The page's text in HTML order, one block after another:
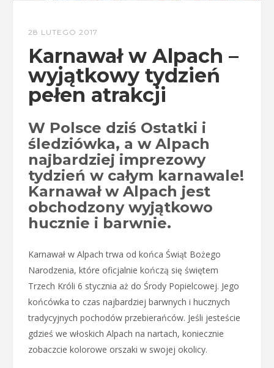
28 LUTEGO 2017
Karnawał w Alpach –
wyjątkowy tydzień
pełen atrakcji
W Polsce dziś Ostatki i
śledziówka, a w Alpach
najbardziej imprezowy
tydzień w całym karnawale!
Karnawał w Alpach jest
obchodzony wyjątkowo
hucznie i barwnie.
Karnawał w Alpach trwa od końca Świąt Bożego
Narodzenia, które oficjalnie kończą się świętem
Trzech Króli 6 stycznia aż do Środy Popielcowej. Jego
końcówka to czas najbardziej barwnych i hucznych
tradycyjnych pochodów przebierańców. Jeśli jesteście
gdzieś we włoskich Alpach na nartach, koniecznie
zobaczcie kolorowe orszaki w swojej okolicy.